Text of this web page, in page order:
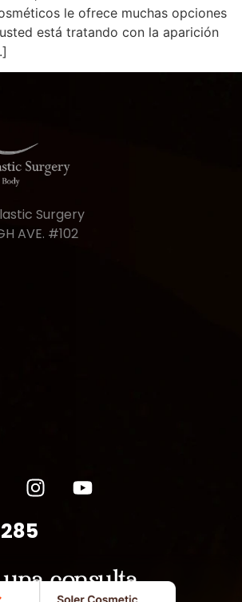
le ofrece muchas opciones
está tratando con la aparición
Surgery
AVE. #102
consulta